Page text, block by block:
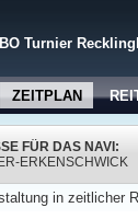
Turnier
ZEITPLAN
FÜR DAS NAVI:
ERKENSCHWICK
in zeitlicher